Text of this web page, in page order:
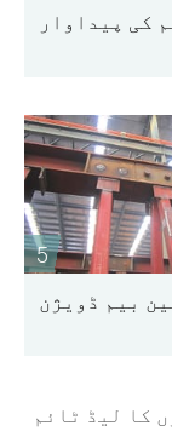
کی پیداوار
5
بیم ڈویژن
کا لیڈ ٹائم